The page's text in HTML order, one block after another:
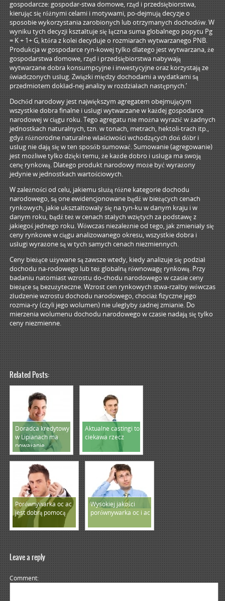
gospodarcze: gospodar-stwa domowe, rząd i przedsiębiorstwa,
kierując się różnymi celami i motywami, po-dejmują decyzje o
sposobie wykorzystania zarobionych lub otrzymanych dochodów. W
wyniku tych decyzji kształtuje się łączna suma globalnego popytu Pg
= K + 1+ G, która z kolei decyduje o rozmiarach wytwarzanego PNB.
Produkcja w gospodarce ryn-kowej tylko dlatego jest wytwarzana, że
gospodarstwa domowe, rząd i przedsiębiorstwa nabywają
wytwarzane dobra konsumpcyjne i inwestycyjne oraz korzystają ze
świadczonych usług. Związki między dochodami a wydatkami są
przedmiotem dokład-nej analizy w rozdziałach następnych.’
Dochód narodowy jest największym agregatem obejmującym
wszystkie dobra finalne i usługi wytwarzane w każdej gospodarce
narodowej w ciągu roku. Tego agregatu nie można wyrazić w żadnych
jednostkach naturalnych, tzn. w tonach, metrach, hektoli-trach itp.,
gdyż różnorodne naturalne właściwości wchodzących doń dóbr i
usług nie dają się w ten sposób sumować. Sumowanie (agregowanie)
jest możliwe tylko dzięki temu, że każde dobro i usługa ma swoją
cenę rynkową. Dlatego produkt narodowy może być wyrażony
jedynie w jednostkach wartościowych.
W zależności od celu, jakiemu służą różne kategorie dochodu
narodowego, są one ewidencjonowane bądź w bieżących cenach
rynkowych, jakie ukształtowały się na tyn-ku w danym kraju i w
danym roku, bądź też w cenach stałych wziętych za podstawę z
jakiegoś jednego roku. Wówczas niezależnie od tego, jak zmieniały się
ceny rynkowe w ciągu analizowanego okresu, wszystkie dobra i
usługi wyrażone są w tych samych cenach niezmiennych.
Ceny bieżące używane są zawsze wtedy, kiedy analizuje się podział
dochodu na-rodowego lub też globalną równowagę rynkową. Przy
badaniu natomiast wzrostu do-chodu narodowego w czasie ceny
bieżące są bezużyteczne. Wzrost cen rynkowych stwa-rzałby wówczas
złudzenie wzrostu dochodu narodowego, chociaż fizyczne jego
rozmia-ry (czyli jego wolumen) nie uległyby żadnej zmianie. Do
mierzenia wolumenu dochodu narodowego w czasie nadają się tylko
ceny niezmienne.
Related Posts:
Doradca kredytowy
w Lipianach ma
poważanie
Aktualne castingi to
ciekawa rzecz
Porównywarka oc ac
jest dobrą pomocą
Wysokiej jakości
porównywarka oc i ac
Leave a reply
Comment